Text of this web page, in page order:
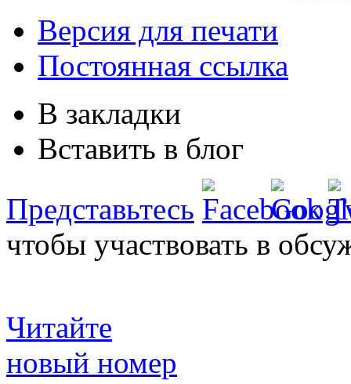
Версия для печати
Постоянная ссылка
В закладки
Вставить в блог
Представьтесь
чтобы участвовать в
Читайте
новый номер